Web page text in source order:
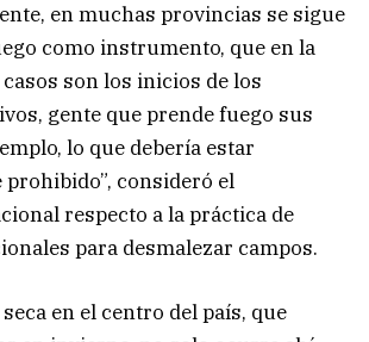
en muchas provincias se sigue
como instrumento, que en la
son los inicios de los
gente que prende fuego sus
lo que debería estar
consideró el
respecto a la práctica de
para desmalezar campos.
en el centro del país, que